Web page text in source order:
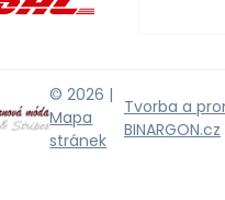
© 2026 |
Mapa
stránek
Tvorba a
BINARGON.cz